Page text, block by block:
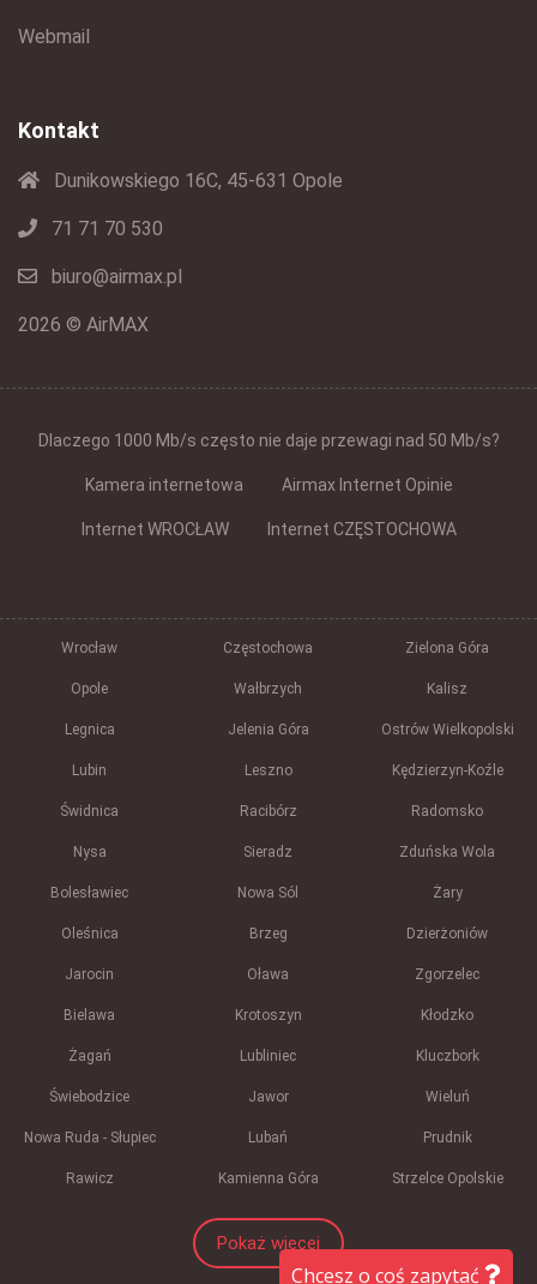
Webmail
Kontakt
Dunikowskiego 16C, 45-631 Opole
71 71 70 530
biuro@airmax.pl
2026 © AirMAX
Dlaczego 1000 Mb/s często nie daje przewagi nad 50 Mb/s?
Kamera internetowa Airmax Internet Opinie
Internet WROCŁAW Internet CZĘSTOCHOWA
Wrocław Częstochowa Zielona Góra
Opole Wałbrzych Kalisz
Legnica Jelenia Góra Ostrów Wielkopolski
Lubin Leszno Kędzierzyn-Koźle
Świdnica Racibórz Radomsko
Nysa Sieradz Zduńska Wola
Bolesławiec Nowa Sól Żary
Oleśnica Brzeg Dzierżoniów
Jarocin Oława Zgorzelec
Bielawa Krotoszyn Kłodzko
Żagań Lubliniec Kluczbork
Świebodzice Jawor Wieluń
Nowa Ruda - Słupiec Lubań Prudnik
Rawicz Kamienna Góra Strzelce Opolskie
Pokaż więcej
Chcesz o coś zapytać